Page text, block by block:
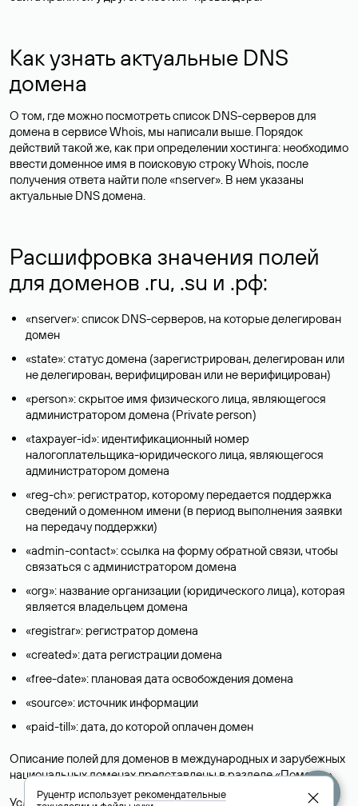
Как узнать актуальные DNS
домена
О том, где можно посмотреть список DNS-серверов для
домена в сервисе Whois, мы написали выше. Порядок
действий такой же, как при определении хостинга: необходимо
ввести доменное имя в поисковую строку Whois, после
получения ответа найти поле «nserver». В нем указаны
актуальные DNS домена.
Расшифровка значения полей
для доменов .ru, .su и .рф:
«nserver»: список DNS-серверов, на которые делегирован
домен
«state»: статус домена (зарегистрирован, делегирован или
не делегирован, верифицирован или не верифицирован)
«person»: скрытое имя физического лица, являющегося
администратором домена (Privatе person)
«taxpayer-id»: идентификационный номер
налогоплательщика-юридического лица, являющегося
администратором домена
«reg-ch»: регистратор, которому передается поддержка
сведений о доменном имени (в период выполнения заявки
на передачу поддержки)
«admin-contact»: ссылка на форму обратной связи, чтобы
связаться с администратором домена
«org»: название организации (юридического лица), которая
является владельцем домена
«registrar»: регистратор домена
«created»: дата регистрации домена
«free-date»: плановая дата освобождения домена
«source»: источник информации
«paid-till»: дата, до которой оплачен домен
Описание полей для доменов в международных и зарубежных
национальных доменах представлены в разделе «Помощь».
Условия использования Whois-сервиса
Руцентр используетрекомендательные